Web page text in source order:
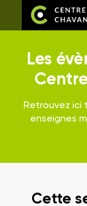
Les
Retrouvez ici
enseignes
Cette